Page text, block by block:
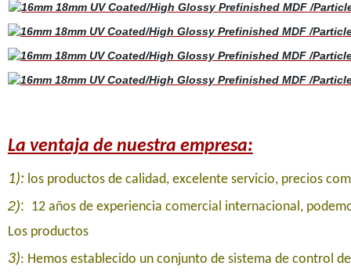
La ventaja de nuestra empresa:
1):los productos de calidad, excelente servicio, precios
2): 12 años de experiencia comercial internacional,
Los productos
3): Hemos establecido un conjunto de sistema de control